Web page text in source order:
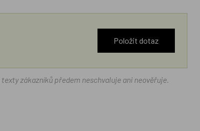
Položit dotaz
zákazníků předem neschvaluje ani neověřuje.